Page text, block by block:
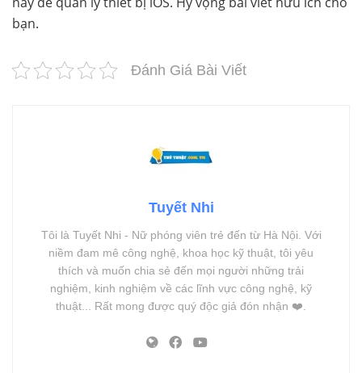
bạn.
Đánh Giá Bài Viết
Tuyết Nhi
Tôi là Tuyết Nhi - Nữ phóng viên trẻ đến từ Hà Nội. Với
niềm đam mê công nghệ, khoa học kỹ thuật, tôi yêu
thích và muốn chia sẻ đến mọi người những trải
nghiệm, kinh nghiệm về các lĩnh vực công nghệ, kỹ
thuật... Rất mong được quý độc giả đón nhận ❤️.